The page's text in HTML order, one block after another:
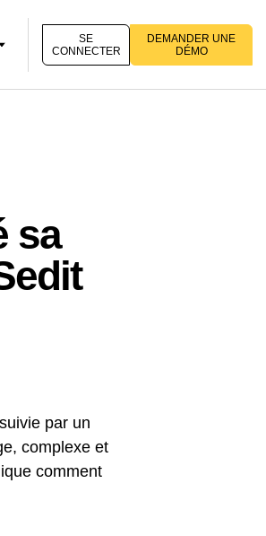
SE
CONNECTER
DEMANDER UNE
DÉMO
sa
par un
complexe et
comment